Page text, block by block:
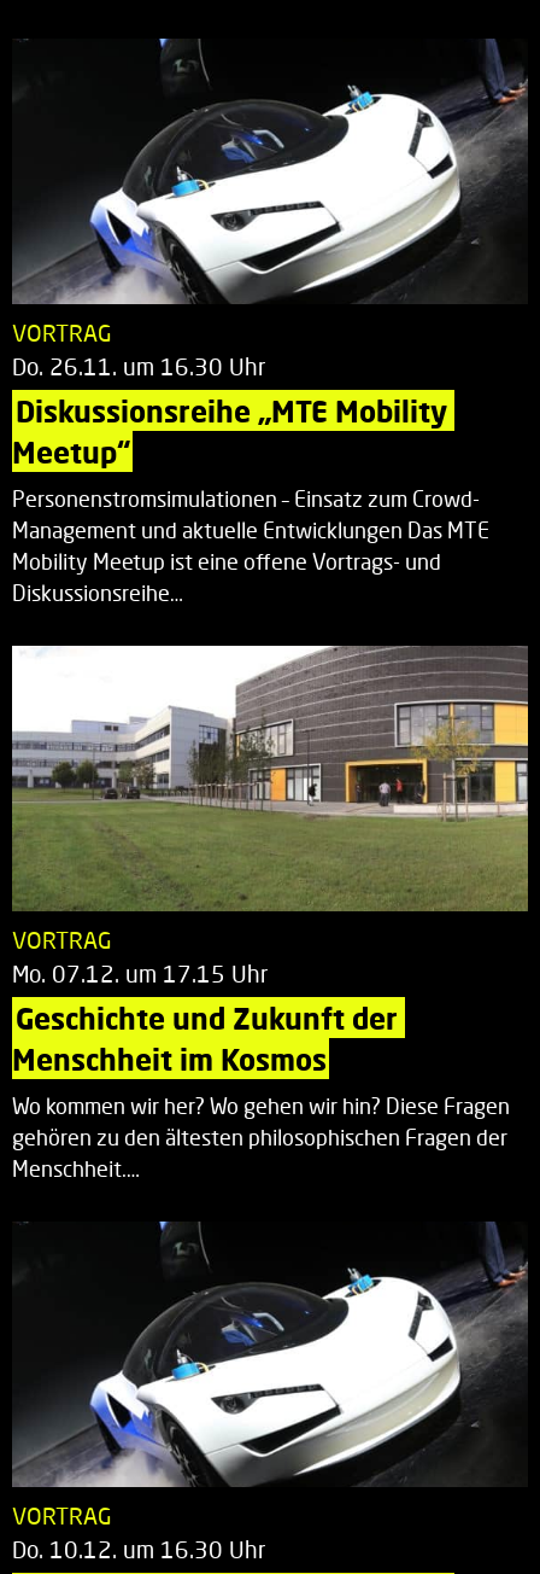
VORTRAG
Do. 26.11. um 16.30 Uhr
Diskussionsreihe „MTE Mobility
Meetup“
Personenstromsimulationen – Einsatz zum Crowd-
Management und aktuelle Entwicklungen Das MTE
Mobility Meetup ist eine offene Vortrags- und
Diskussionsreihe…
VORTRAG
Mo. 07.12. um 17.15 Uhr
Geschichte und Zukunft der
Menschheit im Kosmos
Wo kommen wir her? Wo gehen wir hin? Diese Fragen
gehören zu den ältesten philosophischen Fragen der
Menschheit.…
VORTRAG
Do. 10.12. um 16.30 Uhr